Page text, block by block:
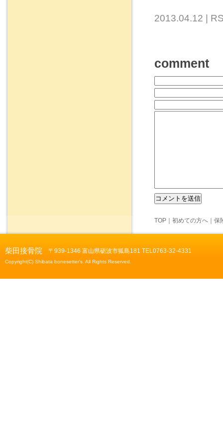
2013.04.12 |
comment
TOP 初めての方へ 保
柴田接骨院 〒939-1346 富山県砺波市狐島181 TEL0763-32-4331
Copyright(C) Shibata bonesetter's. All Rights Reserved.